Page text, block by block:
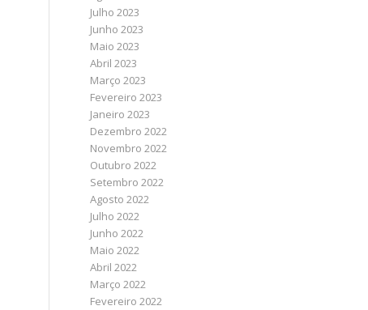
Julho 2023
Junho 2023
Maio 2023
Abril 2023
Março 2023
Fevereiro 2023
Janeiro 2023
Dezembro 2022
Novembro 2022
Outubro 2022
Setembro 2022
Agosto 2022
Julho 2022
Junho 2022
Maio 2022
Abril 2022
Março 2022
Fevereiro 2022